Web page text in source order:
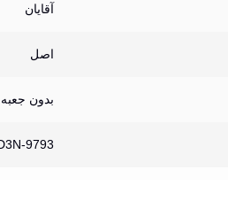
آقایان
اصل
بدون جعبه
9793